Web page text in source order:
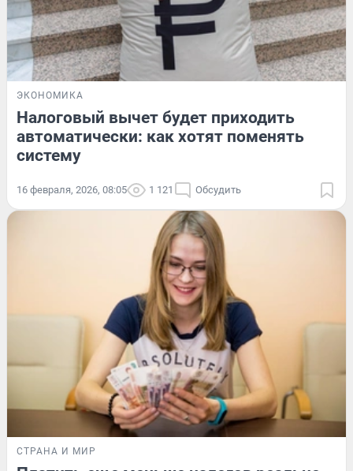
ЭКОНОМИКА
Налоговый вычет будет приходить
автоматически: как хотят поменять
систему
16 февраля, 2026, 08:05 1 121 Обсудить
СТРАНА И МИР